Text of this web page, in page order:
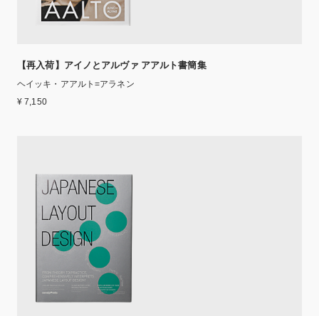
【再入荷】アイノとアルヴァ アアルト書簡集
ヘイッキ・アアルト=アラネン
¥ 7,150